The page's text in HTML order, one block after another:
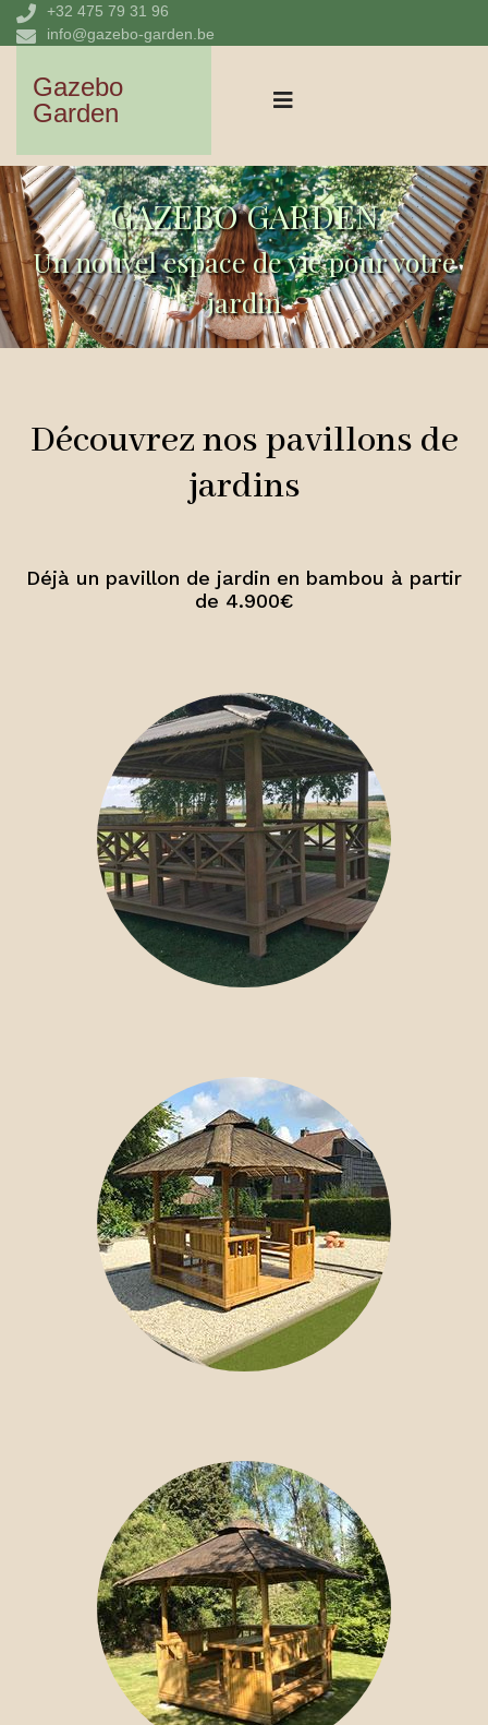
+32 475 79 31 96
info@gazebo-garden.be
Gazebo
Garden
GAZEBO GARDEN
Un nouvel espace de vie pour votre
jardin
Découvrez nos pavillons de
jardins
Déjà un pavillon de jardin en bambou à partir
de 4.900€